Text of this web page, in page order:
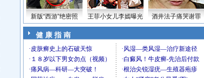
新版“西游”绝密照 王菲小女儿李嫣曝光 酒井法子痛哭谢罪
健 康 指 南